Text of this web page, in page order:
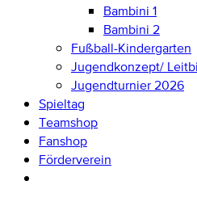
Bambini 1
Bambini 2
Fußball-Kindergarten
Jugendkonzept/
Jugendturnier 2026
Spieltag
Teamshop
Fanshop
Förderverein